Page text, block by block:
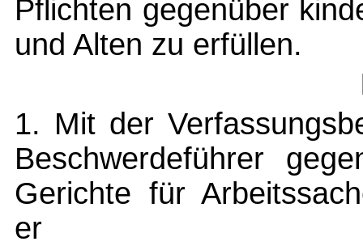
Pflichten gegenüber
und Alten zu erfüllen.
1. Mit der
Beschwerdeführer
Gerichte für
er